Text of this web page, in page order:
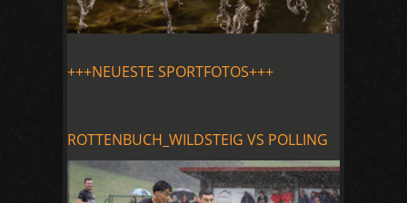
+++NEUESTE SPORTFOTOS+++
ROTTENBUCH_WILDSTEIG VS POLLING